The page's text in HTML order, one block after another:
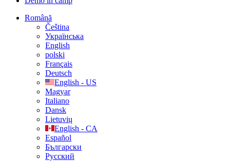
Română
Čeština
Українська
English
polski
Français
Deutsch
English - US
Magyar
Italiano
Dansk
Lietuvių
English - CA
Español
Български
Русский